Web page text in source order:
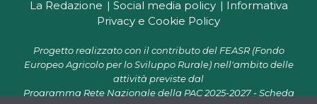
La Redazione Social media policy
Informativa
Privacy e Cookie Policy
Progetto realizzato con il contributo del FEASR (Fondo
Europeo Agricolo per lo Sviluppo Rurale) nell'ambito delle
attività previste dal
Programma Rete Nazionale della PAC 2025-2027 - Scheda